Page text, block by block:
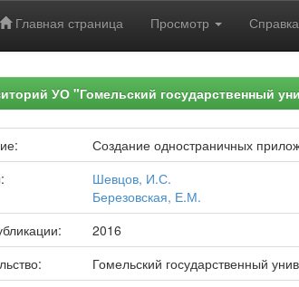
Главная страница Просмотр Справка
УО "Гомельский государственный
Создание одностраничных
Шевцов, И.С.
Березовская, Е.М.
2016
Гомельский государственный